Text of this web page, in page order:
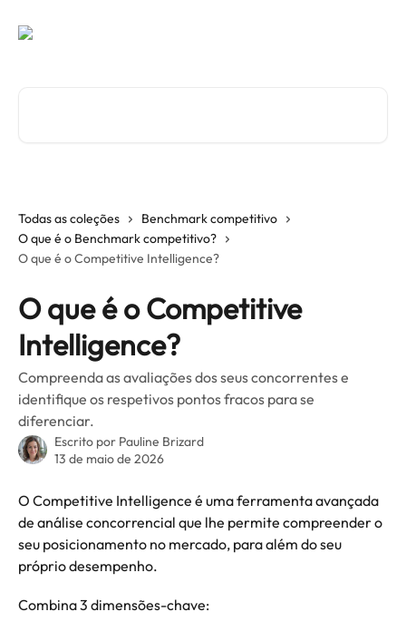
Todas as coleções
Benchmark competitivo
O que é o Benchmark competitivo?
O que é o Competitive Intelligence?
O que é o Competitive
Intelligence?
Compreenda as avaliações dos seus concorrentes e
identifique os respetivos pontos fracos para se
diferenciar.
Escrito por Pauline Brizard
13 de maio de 2026
O Competitive Intelligence é uma ferramenta avançada
de análise concorrencial que lhe permite compreender o
seu posicionamento no mercado, para além do seu
próprio desempenho.
Combina 3 dimensões-chave: